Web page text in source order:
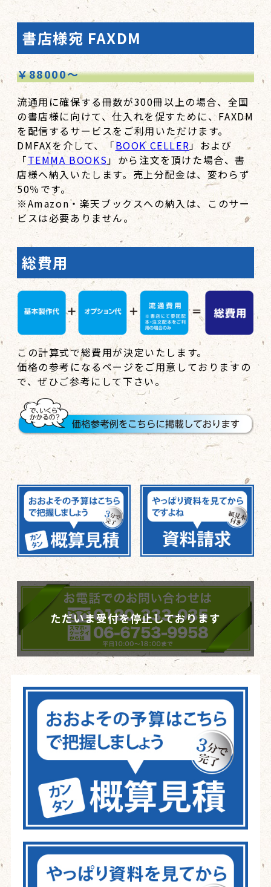
書店様宛 FAXDM
￥88000～
流通用に確保する冊数が300冊以上の場合、全国
の書店様に向けて、仕入れを促すために、FAXDM
を配信するサービスをご利用いただけます。
DMFAXを介して、「BOOK CELLER」および
「TEMMA BOOKS」から注文を頂けた場合、書
店様へ納入いたします。売上分配金は、変わらず
50％です。
※Amazon・楽天ブックスへの納入は、このサー
ビスは必要ありません。
総費用
この計算式で総費用が決定いたします。
価格の参考になるページをご用意しておりますの
で、ぜひご参考にして下さい。
ただいま受付を停止しております